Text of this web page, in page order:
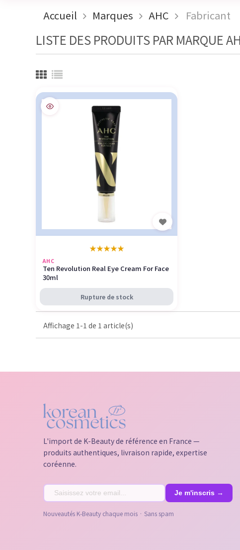
Accueil Marques AHC Fabricant
LISTE DES PRODUITS PAR MARQUE
★★★★★
AHC
Ten Revolution Real Eye Cream For Face
30ml
Rupture de stock
Affichage 1-1 de 1 article(s)
L'import de K-Beauty de référence en France —
produits authentiques, livraison rapide, expertise
coréenne.
Nouveautés K-Beauty chaque mois · Sans spam